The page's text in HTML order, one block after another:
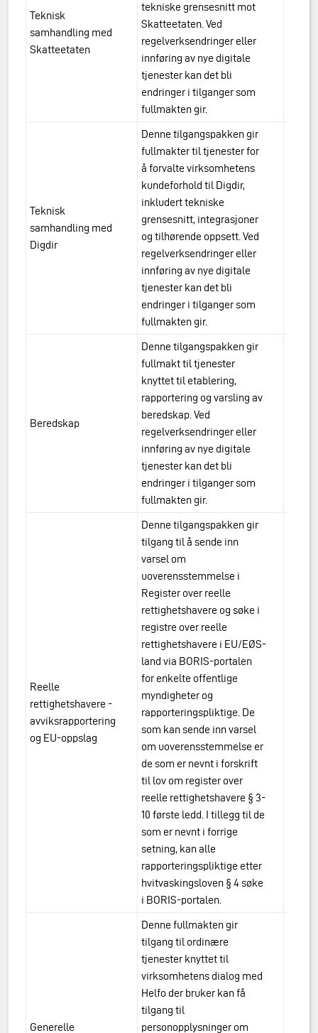
Teknisk
samhandling med
Skatteetaten
tekniske grensesnitt mot
Skatteetaten. Ved
regelverksendringer eller
innføring av nye digitale
tjenester kan det bli
endringer i tilganger som
fullmakten gir.
Teknisk
samhandling med
Digdir
Denne tilgangspakken gir
fullmakter til tjenester for
å forvalte virksomhetens
kundeforhold til Digdir,
inkludert tekniske
grensesnitt, integrasjoner
og tilhørende oppsett. Ved
regelverksendringer eller
innføring av nye digitale
tjenester kan det bli
endringer i tilganger som
fullmakten gir.
Beredskap
Denne tilgangspakken gir
fullmakt til tjenester
knyttet til etablering,
rapportering og varsling av
beredskap. Ved
regelverksendringer eller
innføring av nye digitale
tjenester kan det bli
endringer i tilganger som
fullmakten gir.
Reelle
rettighetshavere -
avviksrapportering
og EU-oppslag
Denne tilgangspakken gir
tilgang til å sende inn
varsel om
uoverensstemmelse i
Register over reelle
rettighetshavere og søke i
registre over reelle
rettighetshavere i EU/EØS-
land via BORIS-portalen
for enkelte offentlige
myndigheter og
rapporteringspliktige. De
som kan sende inn varsel
om uoverensstemmelse er
de som er nevnt i forskrift
til lov om register over
reelle rettighetshavere § 3-
10 første ledd. I tillegg til de
som er nevnt i forrige
setning, kan alle
rapporteringspliktige etter
hvitvaskingsloven § 4 søke
i BORIS-portalen.
Generelle
Denne fullmakten gir
tilgang til ordinære
tjenester knyttet til
virksomhetens dialog med
Helfo der bruker kan få
tilgang til
personopplysninger om